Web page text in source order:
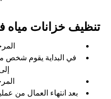
تنظيف خزانات مياه
في البداية يقوم شخص
بعد انتهاء العمال من